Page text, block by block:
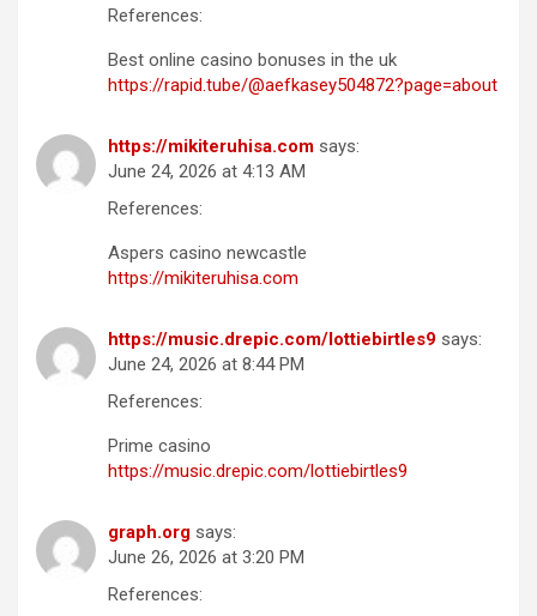
References:
Best online casino bonuses in the uk
https://rapid.tube/@aefkasey504872?page=about
https://mikiteruhisa.com says:
June 24, 2026 at 4:13 AM
References:
Aspers casino newcastle
https://mikiteruhisa.com
https://music.drepic.com/lottiebirtles9 says:
June 24, 2026 at 8:44 PM
References:
Prime casino
https://music.drepic.com/lottiebirtles9
graph.org says:
June 26, 2026 at 3:20 PM
References: